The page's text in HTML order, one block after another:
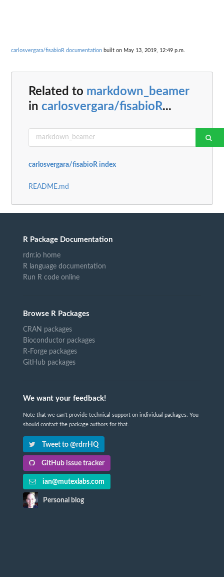
carlosvergara/fisabioR documentation built on May 13, 2019, 12:49 p.m.
Related to markdown_beamer
in carlosvergara/fisabioR...
carlosvergara/fisabioR index
README.md
R Package Documentation
rdrr.io home
R language documentation
Run R code online
Browse R Packages
CRAN packages
Bioconductor packages
R-Forge packages
GitHub packages
We want your feedback!
Note that we can't provide technical support on individual packages. You
should contact the package authors for that.
Tweet to @rdrrHQ
GitHub issue tracker
ian@mutexlabs.com
Personal blog